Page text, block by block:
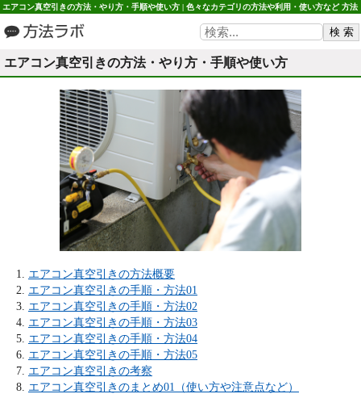
エアコン真空引きの方法・やり方・手順や使い方 | 色々なカテゴリの方法や利用・使い方など 方法
エアコン真空引きの方法・やり方・手順や使い方
エアコン真空引きの方法概要
エアコン真空引きの手順・方法01
エアコン真空引きの手順・方法02
エアコン真空引きの手順・方法03
エアコン真空引きの手順・方法04
エアコン真空引きの手順・方法05
エアコン真空引きの考察
エアコン真空引きのまとめ01（使い方や注意点など）